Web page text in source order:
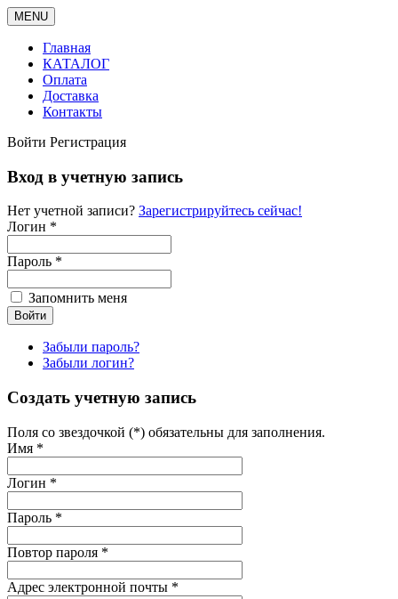
MENU
Главная
КАТАЛОГ
Оплата
Доставка
Контакты
Войти Регистрация
Вход в учетную запись
Нет учетной записи? Зарегистрируйтесь сейчас!
Логин *
Пароль *
Запомнить меня
Забыли пароль?
Забыли логин?
Создать учетную запись
Поля со звездочкой (*) обязательны для заполнения.
Имя *
Логин *
Пароль *
Повтор пароля *
Адрес электронной почты *